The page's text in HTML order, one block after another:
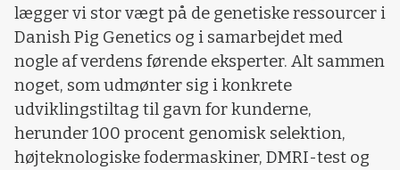
lægger vi stor vægt på de genetiske ressourcer i
Danish Pig Genetics og i samarbejdet med
nogle af verdens førende eksperter. Alt sammen
noget, som udmønter sig i konkrete
udviklingstiltag til gavn for kunderne,
herunder 100 procent genomisk selektion,
højteknologiske fodermaskiner, DMRI-test og